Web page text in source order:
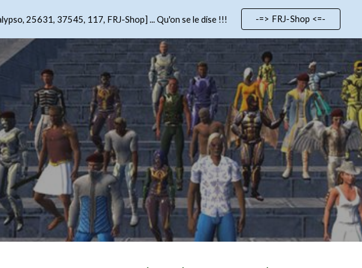
to main content Skip to navigation
25631, 37545, 117, FRJ-Shop] ... Qu'on se le dise !!! -=> FRJ-Shop <=-